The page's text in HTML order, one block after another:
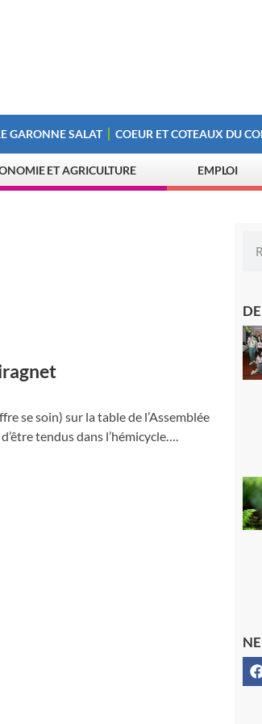
GARONNE SALAT COEUR ET COTEAUX DU
ET AGRICULTURE EMPLOI
se soin) sur la table de l’Assemblée
tendus dans l’hémicycle….